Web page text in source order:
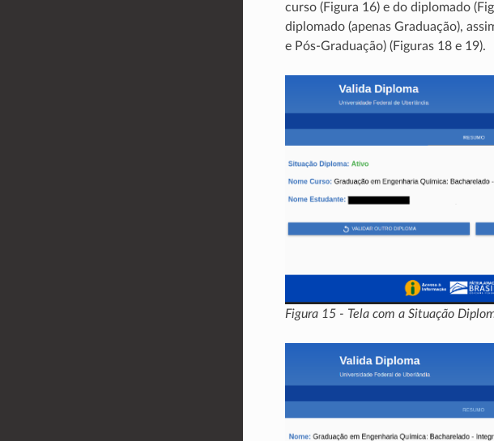
curso (Figura 16) e do diplomado
diplomado (apenas Graduação),
e Pós-Graduação) (Figuras 18 e 19).
Figura 15 - Tela com a Situação